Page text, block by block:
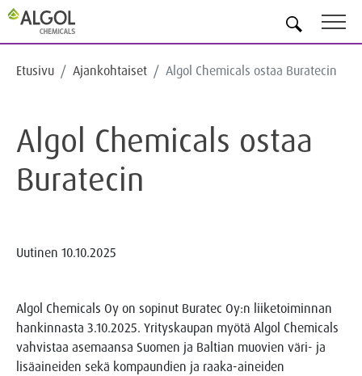
Etusivu Ajankohtaiset Algol Chemicals ostaa Buratecin
Algol Chemicals ostaa
Buratecin
Uutinen 10.10.2025
Algol Chemicals Oy on sopinut Buratec Oy:n liiketoiminnan
hankinnasta 3.10.2025. Yrityskaupan myötä Algol Chemicals
vahvistaa asemaansa Suomen ja Baltian muovien väri- ja
lisäaineiden sekä kompaundien ja raaka-aineiden